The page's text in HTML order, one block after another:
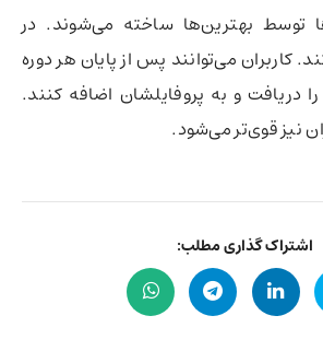
توسط بهترین‌ها ساخته می‌شوند. در
می‌توانند پس از پایان هر دوره
دریافت و به پروفایلشان اضافه کنند.
نیز قوی‌تر می‌شود.
اشتراک گذاری مطلب: